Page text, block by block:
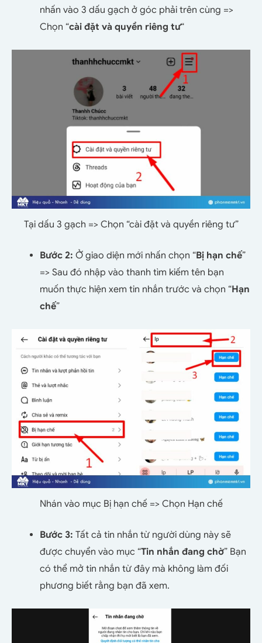
nhấn vào 3 dấu gạch ở góc phải trên cùng =>
Chọn “cài đặt và quyền riêng tư“
Tại dấu 3 gạch => Chọn “cài đặt và quyền riêng tư”
Bước 2: Ở giao diện mới nhấn chọn “Bị hạn chế”
=> Sau đó nhập vào thanh tìm kiếm tên bạn
muốn thực hiện xem tin nhắn trước và chọn “Hạn
chế”
Nhán vào mục Bị hạn chế => Chọn Hạn chế
Bước 3: Tất cả tin nhắn từ người dùng này sẽ
được chuyển vào mục “Tin nhắn đang chờ” Bạn
có thể mở tin nhắn từ đây mà không làm đối
phương biết rằng bạn đã xem.